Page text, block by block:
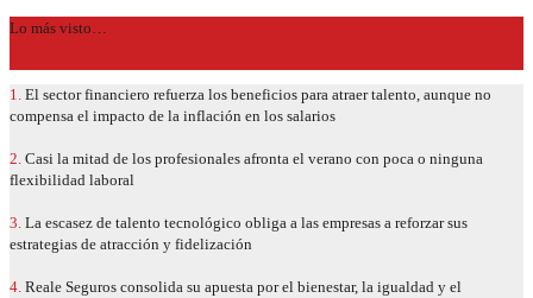
Lo más visto…
1. El sector financiero refuerza los beneficios para atraer talento, aunque no
compensa el impacto de la inflación en los salarios
2. Casi la mitad de los profesionales afronta el verano con poca o ninguna
flexibilidad laboral
3. La escasez de talento tecnológico obliga a las empresas a reforzar sus
estrategias de atracción y fidelización
4. Reale Seguros consolida su apuesta por el bienestar, la igualdad y el